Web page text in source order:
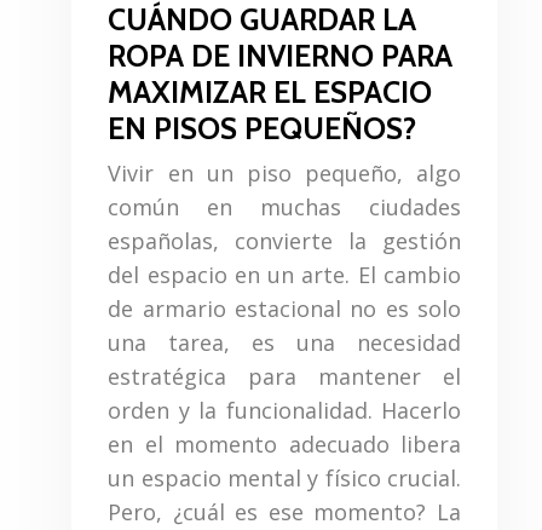
CUÁNDO GUARDAR LA
ROPA DE INVIERNO PARA
MAXIMIZAR EL ESPACIO
EN PISOS PEQUEÑOS?
Vivir en un piso pequeño, algo
común en muchas ciudades
españolas, convierte la gestión
del espacio en un arte. El cambio
de armario estacional no es solo
una tarea, es una necesidad
estratégica para mantener el
orden y la funcionalidad. Hacerlo
en el momento adecuado libera
un espacio mental y físico crucial.
Pero, ¿cuál es ese momento? La